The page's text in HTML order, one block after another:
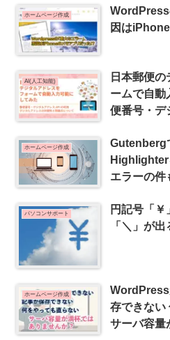
ホームページ作成
WordPress
因は
AI(人工知能)
日本郵便
ームで自動
便番号・デ
題点につい
ホームページ作成
Gutenberg
エラーの件
パソコンサポート
円記号「
「＼」が
ホームページ作成
WordPress
存できな
サーバ容量